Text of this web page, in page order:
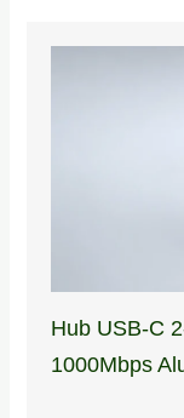
Hub USB-C
1000Mbps